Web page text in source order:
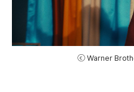
ⓒ Warner